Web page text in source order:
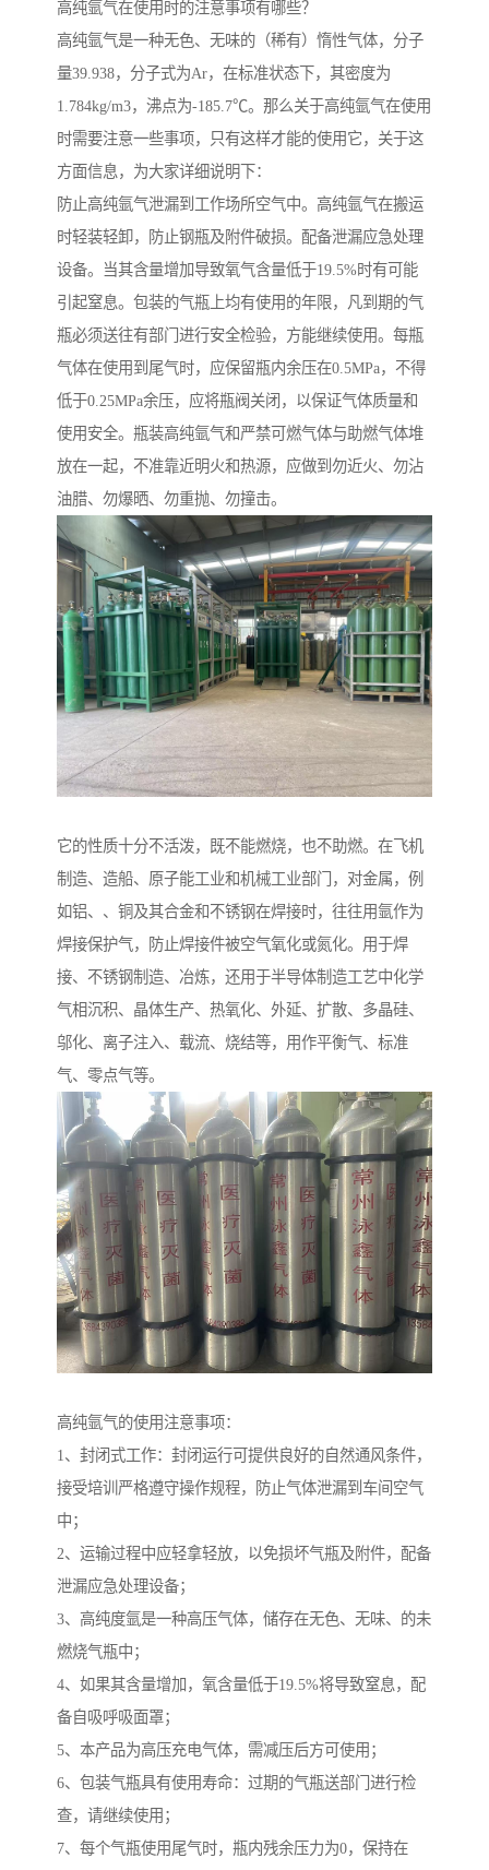
高纯氩气在使用时的注意事项有哪些？
高纯氩气是一种无色、无味的（稀有）惰性气体，分子
量39.938，分子式为Ar，在标准状态下，其密度为
1.784kg/m3，沸点为-185.7℃。那么关于高纯氩气在使用
时需要注意一些事项，只有这样才能的使用它，关于这
方面信息，为大家详细说明下：
防止高纯氩气泄漏到工作场所空气中。高纯氩气在搬运
时轻装轻卸，防止钢瓶及附件破损。配备泄漏应急处理
设备。当其含量增加导致氧气含量低于19.5%时有可能
引起窒息。包装的气瓶上均有使用的年限，凡到期的气
瓶必须送往有部门进行安全检验，方能继续使用。每瓶
气体在使用到尾气时，应保留瓶内余压在0.5MPa，不得
低于0.25MPa余压，应将瓶阀关闭，以保证气体质量和
使用安全。瓶装高纯氩气和严禁可燃气体与助燃气体堆
放在一起，不准靠近明火和热源，应做到勿近火、勿沾
油腊、勿爆晒、勿重抛、勿撞击。
它的性质十分不活泼，既不能燃烧，也不助燃。在飞机
制造、造船、原子能工业和机械工业部门，对金属，例
如铝、、铜及其合金和不锈钢在焊接时，往往用氩作为
焊接保护气，防止焊接件被空气氧化或氮化。用于焊
接、不锈钢制造、冶炼，还用于半导体制造工艺中化学
气相沉积、晶体生产、热氧化、外延、扩散、多晶硅、
邬化、离子注入、载流、烧结等，用作平衡气、标准
气、零点气等。
高纯氩气的使用注意事项：
1、封闭式工作：封闭运行可提供良好的自然通风条件，
接受培训严格遵守操作规程，防止气体泄漏到车间空气
中；
2、运输过程中应轻拿轻放，以免损坏气瓶及附件，配备
泄漏应急处理设备；
3、高纯度氩是一种高压气体，储存在无色、无味、的未
燃烧气瓶中；
4、如果其含量增加，氧含量低于19.5%将导致窒息，配
备自吸呼吸面罩；
5、本产品为高压充电气体，需减压后方可使用；
6、包装气瓶具有使用寿命：过期的气瓶送部门进行检
查，请继续使用；
7、每个气瓶使用尾气时，瓶内残余压力为0，保持在